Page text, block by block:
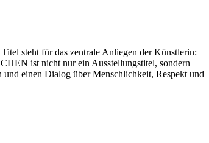
steht für das zentrale Anliegen der Künstlerin:
ist nicht nur ein Ausstellungstitel, sondern
einen Dialog über Menschlichkeit, Respekt und